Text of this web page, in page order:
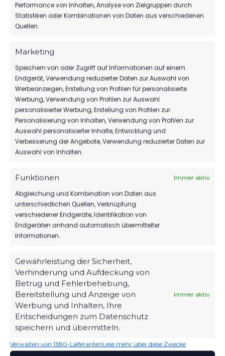
Performance von Inhalten, Analyse von Zielgruppen durch
Statistiken oder Kombinationen von Daten aus verschiedenen
Quellen.
Marketing
Speichern von oder Zugriff auf Informationen auf einem
Endgerät, Verwendung reduzierter Daten zur Auswahl von
Werbeanzeigen, Erstellung von Profilen für personalisierte
Werbung, Verwendung von Profilen zur Auswahl
personalisierter Werbung, Erstellung von Profilen zur
Personalisierung von Inhalten, Verwendung von Profilen zur
Auswahl personalisierter Inhalte, Entwicklung und
Verbesserung der Angebote, Verwendung reduzierter Daten zur
Auswahl von Inhalten.
Funktionen Immer aktiv
Abgleichung und Kombination von Daten aus
unterschiedlichen Quellen, Verknüpfung
verschiedener Endgeräte, Identifikation von
Endgeräten anhand automatisch übermittelter
Informationen.
Gewährleistung der Sicherheit,
Verhinderung und Aufdeckung von
Betrug und Fehlerbehebung,
Bereitstellung und Anzeige von
Werbung und Inhalten, Ihre
Entscheidungen zum Datenschutz
speichern und übermitteln.
Immer aktiv
Verwalten von 1380-LieferantenLese mehr über diese Zwecke
1.MÄNNER
HERBER DÄMPFER AUF DEM WEG ZUM
02. Aug. 2026
1.MÄNNER
WIR VERPFLICHTEN TILL JACOBI!
31. Juli 2026 160
OFFIZIELLE VEREINSSEITE
DEIN HEIMSPIEL. DEIN FSV.
Tickets, Spielplan, News und Vereinsinfos – alles
kompakt auf einen Blick.